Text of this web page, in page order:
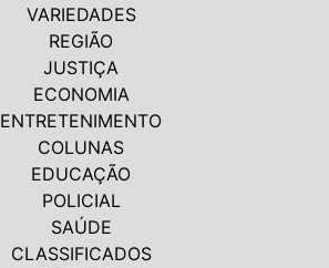
VARIEDADES
REGIÃO
JUSTIÇA
ECONOMIA
ENTRETENIMENTO
COLUNAS
EDUCAÇÃO
POLICIAL
SAÚDE
CLASSIFICADOS